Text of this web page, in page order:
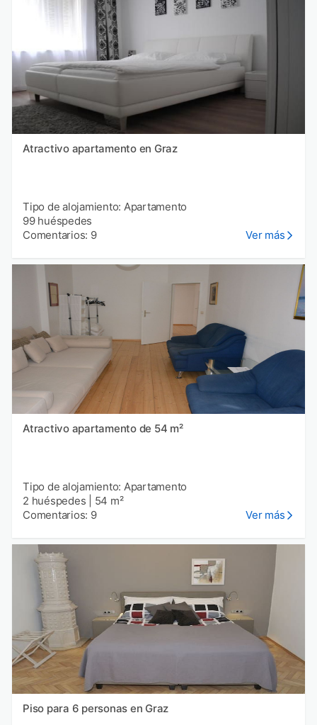
Atractivo apartamento en Graz
Tipo de alojamiento: Apartamento
99 huéspedes
Comentarios: 9
Ver más
Atractivo apartamento de 54 m²
Tipo de alojamiento: Apartamento
2 huéspedes
54 m²
Comentarios: 9
Ver más
Piso para 6 personas en Graz